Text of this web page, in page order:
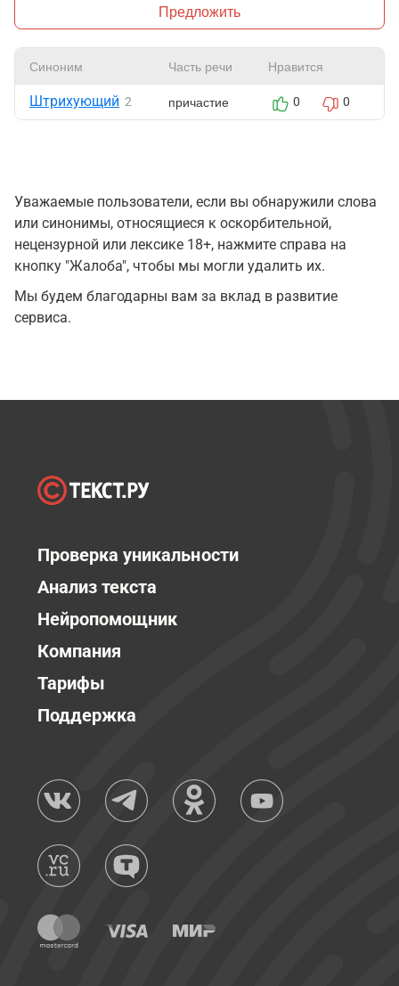
Предложить
Синоним Часть речи Нравится
Штрихующий 2 причастие 0 0
Уважаемые пользователи, если вы обнаружили слова
или синонимы, относящиеся к оскорбительной,
нецензурной или лексике 18+, нажмите справа на
кнопку "Жалоба", чтобы мы могли удалить их.
Мы будем благодарны вам за вклад в развитие
сервиса.
Проверка уникальности
Анализ текста
Нейропомощник
Компания
Тарифы
Поддержка